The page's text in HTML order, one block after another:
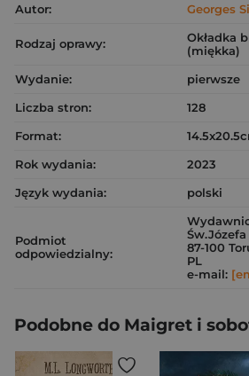
Autor:
Georges
Rodzaj oprawy:
Okładka
(miękka)
Wydanie:
pierwsze
Liczba stron:
128
Format:
Rok wydania:
2023
Język wydania:
polski
Podmiot
odpowiedzialny:
Św.Józefa
87-100
PL
e-mail:
Podobne do Maigret i